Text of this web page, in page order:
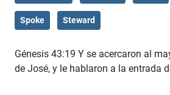
Spoke Steward
Génesis 43:19 Y se acercaron al
de José, y le hablaron a la entrada